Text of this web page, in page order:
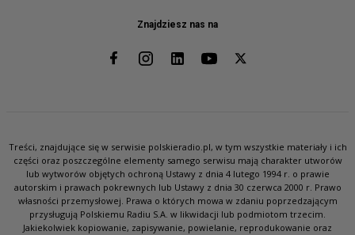
Znajdziesz nas na
Treści, znajdujące się w serwisie polskieradio.pl, w tym wszystkie materiały i ich
części oraz poszczególne elementy samego serwisu mają charakter utworów
lub wytworów objętych ochroną Ustawy z dnia 4 lutego 1994 r. o prawie
autorskim i prawach pokrewnych lub Ustawy z dnia 30 czerwca 2000 r. Prawo
własności przemysłowej. Prawa o których mowa w zdaniu poprzedzającym
przysługują Polskiemu Radiu S.A. w likwidacji lub podmiotom trzecim.
Jakiekolwiek kopiowanie, zapisywanie, powielanie, reprodukowanie oraz